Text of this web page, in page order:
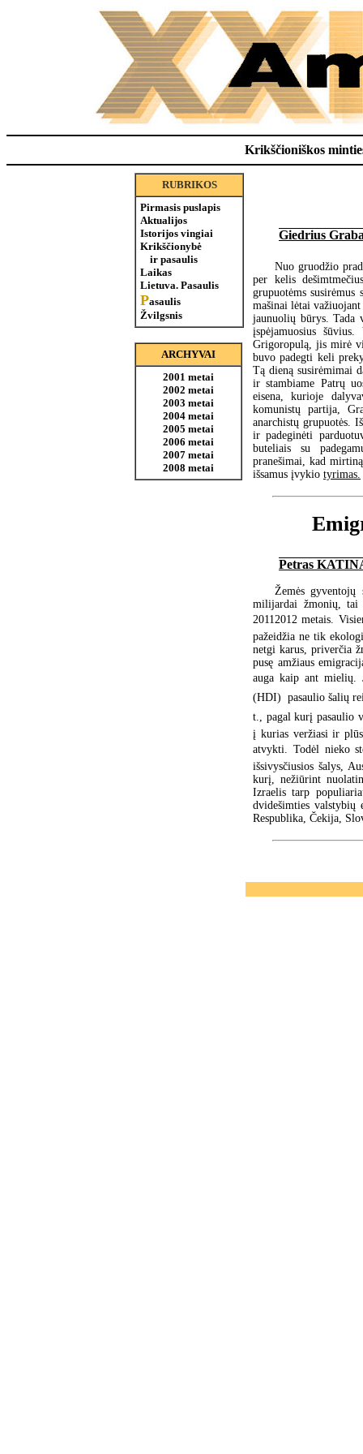
Krikščioniškos
RUBRIKOS
Pirmasis puslapis
Aktualijos
Istorijos vingiai
Krikščionybė
ir pasaulis
Laikas
Lietuva. Pasaulis
Pasaulis
Žvilgsnis
ARCHYVAI
2001 metai
2002 metai
2003 metai
2004 metai
2005 metai
2006 metai
2007 metai
2008 metai
Giedrius
Nuo gruodžio
per kelis
grupuotėms
mašinai lėtai
jaunuolių būrys. Tada
įspėjamuosius
Grigoropulą, jis mirė
buvo padegti keli
Tą dieną susirėmimai
ir stambiame Patrų
eisena, kurioje
komunistų partija,
anarchistų grupuotės.
ir padeginėti
buteliais su
pranešimai, kad
išsamus įvykio tyrimas.
Petras
Žemės gyventojų
milijardai žmonių, tai
20112012 metais.
pažeidžia ne tik
netgi karus, priverčia
pusę amžiaus
auga kaip ant mielių.
(HDI)  pasaulio šalių
t., pagal kurį pasaulio
į kurias veržiasi ir
atvykti. Todėl nieko
išsivysčiusios šalys,
kurį, nežiūrint
Izraelis tarp
dvidešimties valstybių
Respublika, Čekija,